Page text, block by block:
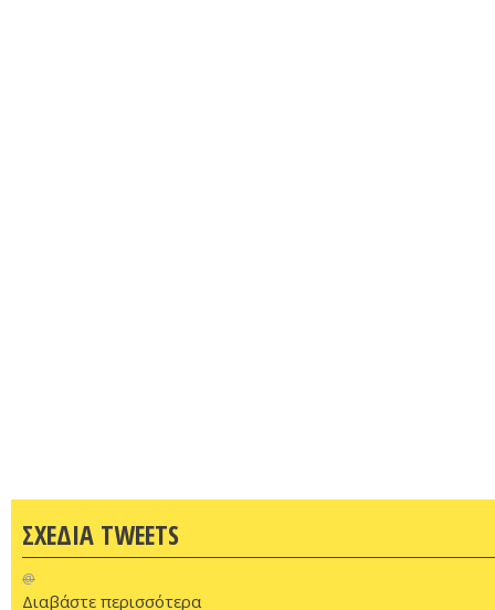
ΣΧΕΔΙΑ TWEETS
@
Διαβάστε περισσότερα